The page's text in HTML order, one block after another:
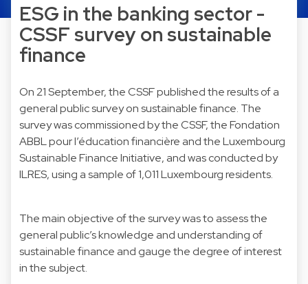
ESG in the banking sector -
CSSF survey on sustainable
finance
On 21 September, the CSSF published the results of a
general public survey on sustainable finance. The
survey was commissioned by the CSSF, the Fondation
ABBL pour l’éducation financière and the Luxembourg
Sustainable Finance Initiative, and was conducted by
ILRES, using a sample of 1,011 Luxembourg residents.
The main objective of the survey was to assess the
general public’s knowledge and understanding of
sustainable finance and gauge the degree of interest
in the subject.